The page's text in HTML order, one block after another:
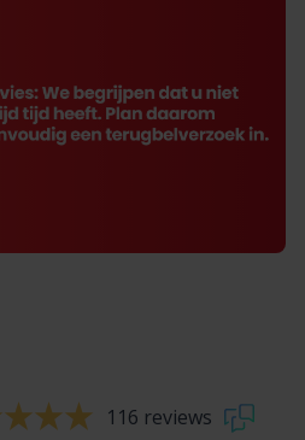
116 reviews